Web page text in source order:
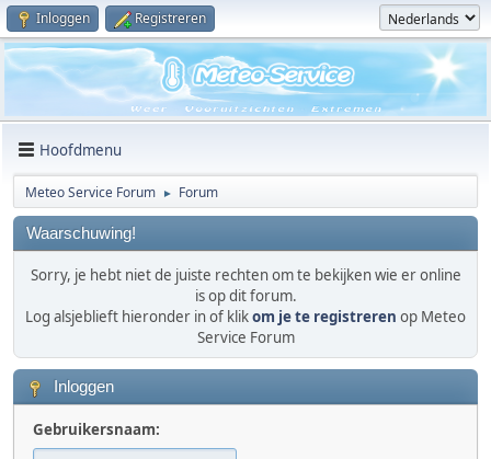
Inloggen Registreren
Hoofdmenu
Meteo Service Forum ► Forum
Waarschuwing!
Sorry, je hebt niet de juiste rechten om te bekijken wie er online
is op dit forum.
Log alsjeblieft hieronder in of klikom je te registreren op Meteo
Service Forum
Inloggen
Gebruikersnaam: